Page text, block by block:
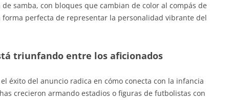
samba, con bloques que cambian de color al compás de
perfecta de representar la personalidad vibrante del
triunfando entre los aficionados
éxito del anuncio radica en cómo conecta con la infancia
crecieron armando estadios o figuras de futbolistas con